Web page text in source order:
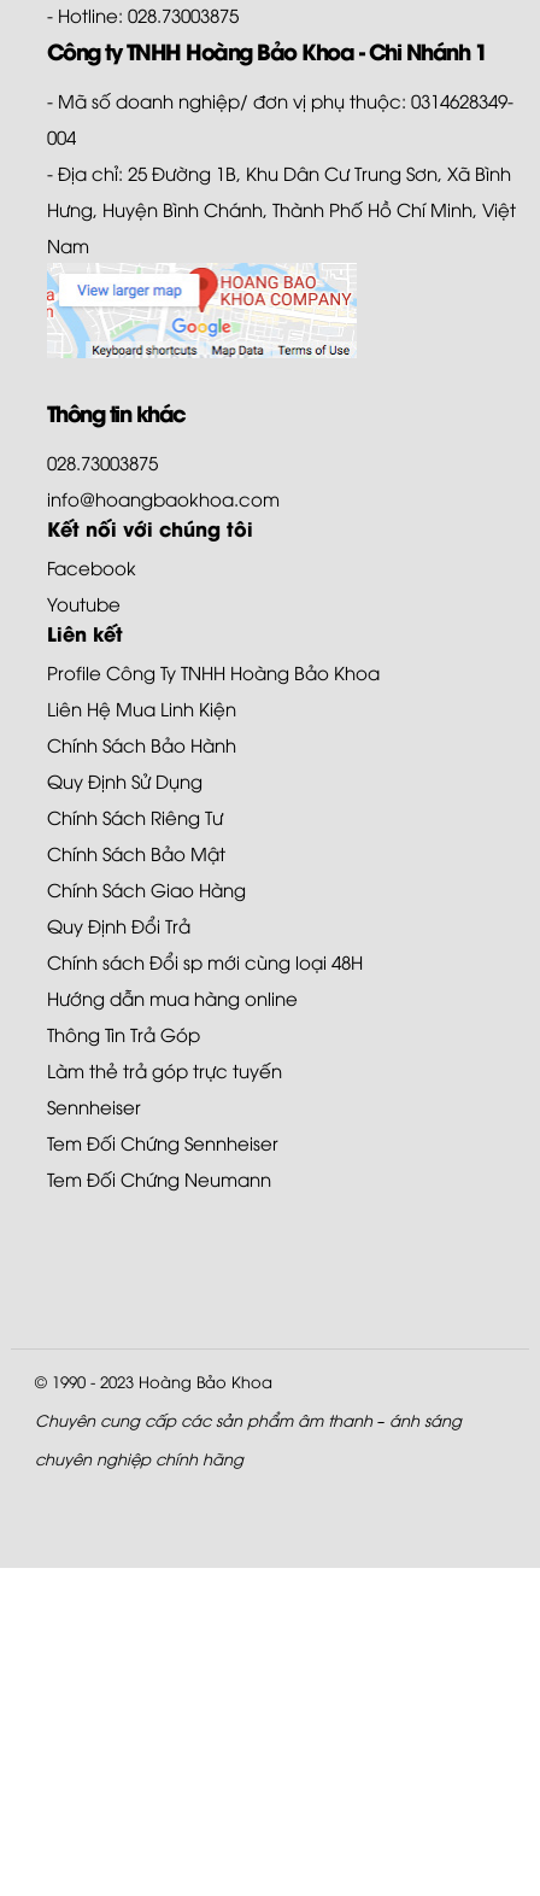
- Hotline: 028.73003875
Công ty TNHH Hoàng Bảo Khoa - Chi Nhánh 1
- Mã số doanh nghiệp/ đơn vị phụ thuộc: 0314628349-
004
- Địa chỉ: 25 Đường 1B, Khu Dân Cư Trung Sơn, Xã Bình
Hưng, Huyện Bình Chánh, Thành Phố Hồ Chí Minh, Việt
Nam
Thông tin khác
028.73003875
info@hoangbaokhoa.com
Kết nối với chúng tôi
Facebook
Youtube
Liên kết
Profile Công Ty TNHH Hoàng Bảo Khoa
Liên Hệ Mua Linh Kiện
Chính Sách Bảo Hành
Quy Định Sử Dụng
Chính Sách Riêng Tư
Chính Sách Bảo Mật
Chính Sách Giao Hàng
Quy Định Đổi Trả
Chính sách Đổi sp mới cùng loại 48H
Hướng dẫn mua hàng online
Thông Tin Trả Góp
Làm thẻ trả góp trực tuyến
Sennheiser
Tem Đối Chứng Sennheiser
Tem Đối Chứng Neumann
© 1990 - 2023 Hoàng Bảo Khoa
Chuyên cung cấp các sản phẩm âm thanh – ánh sáng
chuyên nghiệp chính hãng